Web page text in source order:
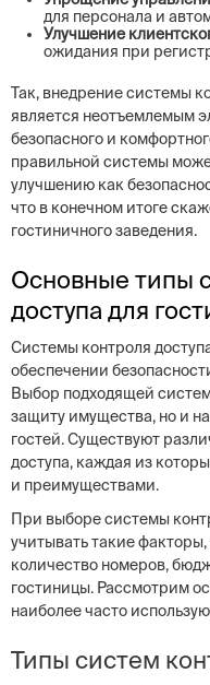
для персонала и
Улучшение
ожидания при
Так, внедрение системы
является неотъемлемым
безопасного и
правильной системы
улучшению как
что в конечном итоге
гостиничного заведения.
Основные типы
доступа для
Системы контроля
обеспечении
Выбор подходящей
защиту имущества, но и
гостей. Существуют
доступа, каждая из
и преимуществами.
При выборе системы
учитывать такие
количество номеров,
гостиницы. Рассмотрим
наиболее часто
Типы систем